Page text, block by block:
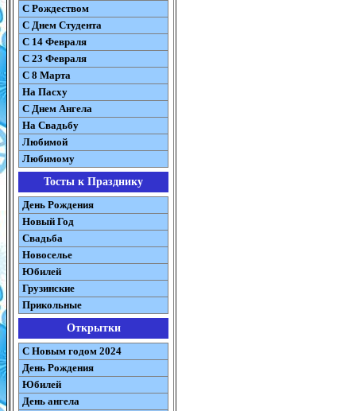
С Рождеством
C Днем Студента
С 14 Февраля
С 23 Февраля
С 8 Марта
На Пасху
C Днем Ангела
На Свадьбу
Любимой
Любимому
Тосты к Празднику
День Рождения
Новый Год
Свадьба
Новоселье
Юбилей
Грузинские
Прикольные
Открытки
С Новым годом 2024
День Рождения
Юбилей
День ангела